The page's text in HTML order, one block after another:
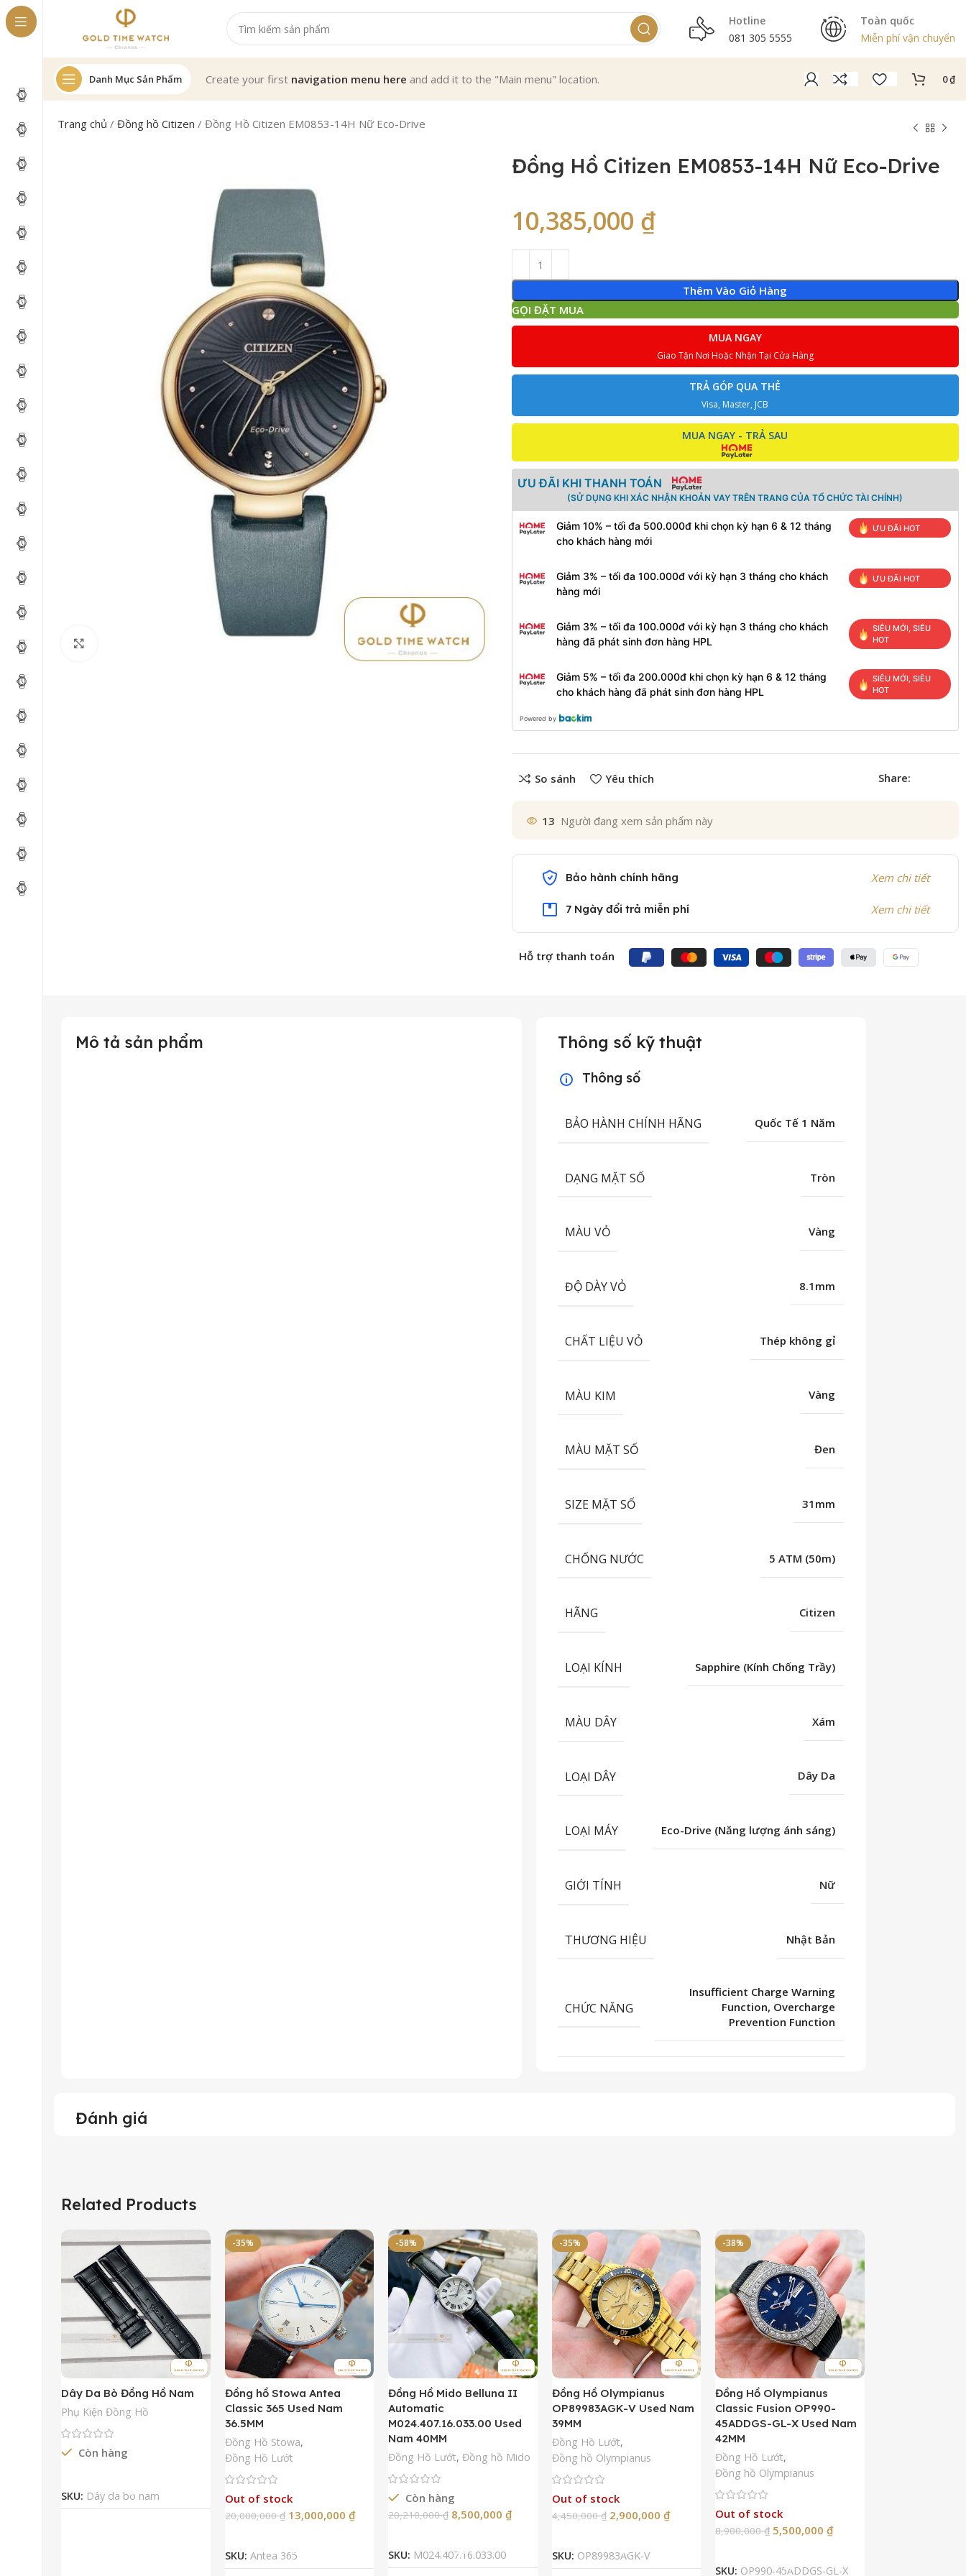
Hotline
081 305 5555
Toàn quốc
Miễn phí vận chuyển
Danh Mục Sản Phẩm Create your first navigation menu here and add it to the "Main menu" location. 0₫
Trang chủ /Đồng hồ Citizen /Đồng Hồ Citizen EM0853-14H Nữ Eco-Drive
Đồng Hồ Citizen EM0853-14H Nữ Eco-Drive
10,385,000 ₫
Thêm Vào Giỏ Hàng
GỌI ĐẶT MUA
MUA NGAY
Giao Tận Nơi Hoặc Nhận Tại Cửa Hàng
TRẢ GÓP QUA THẺ
Visa, Master, JCB
MUA NGAY - TRẢ SAU
ƯU ĐÃI KHI THANH TOÁN
(SỬ DỤNG KHI XÁC NHẬN KHOẢN VAY TRÊN TRANG CỦA TỔ CHỨC TÀI CHÍNH)
Giảm 10% – tối đa 500.000đ khi chọn kỳ hạn 6 & 12 tháng
cho khách hàng mới
ƯU ĐÃI HOT
Giảm 3% – tối đa 100.000đ với kỳ hạn 3 tháng cho khách
hàng mới
ƯU ĐÃI HOT
Giảm 3% – tối đa 100.000đ với kỳ hạn 3 tháng cho khách
hàng đã phát sinh đơn hàng HPL
SIÊU MỚI, SIÊU
HOT
Giảm 5% – tối đa 200.000đ khi chọn kỳ hạn 6 & 12 tháng
cho khách hàng đã phát sinh đơn hàng HPL
SIÊU MỚI, SIÊU
HOT
Powered by
So sánh Yêu thích Share:
13 Người đang xem sản phẩm này
Bảo hành chính hãng Xem chi tiết
7 Ngày đổi trả miễn phí Xem chi tiết
Hỗ trợ thanh toán
Mô tả sản phẩm Thông số kỹ thuật
Thông số
BẢO HÀNH CHÍNH HÃNG Quốc Tế 1 Năm
DẠNG MẶT SỐ Tròn
MÀU VỎ Vàng
ĐỘ DÀY VỎ 8.1mm
CHẤT LIỆU VỎ Thép không gỉ
MÀU KIM Vàng
MÀU MẶT SỐ Đen
SIZE MẶT SỐ 31mm
CHỐNG NƯỚC 5 ATM (50m)
HÃNG Citizen
LOẠI KÍNH Sapphire (Kính Chống Trầy)
MÀU DÂY Xám
LOẠI DÂY Dây Da
LOẠI MÁY Eco-Drive (Năng lượng ánh sáng)
GIỚI TÍNH Nữ
THƯƠNG HIỆU Nhật Bản
CHỨC NĂNG
Insufficient Charge Warning
Function, Overcharge
Prevention Function
Đánh giá
Related Products
Dây Da Bò Đồng Hồ Nam
Phụ Kiện Đồng Hồ
Còn hàng
SKU: Dây da bò nam
-35%
Đồng hồ Stowa Antea
Classic 365 Used Nam
36.5MM
Đồng Hồ Stowa,
Đồng Hồ Lướt
Out of stock
20,000,000₫ 13,000,000 ₫
SKU: Antea 365
-58%
Đồng Hồ Mido Belluna II
Automatic
M024.407.16.033.00 Used
Nam 40MM
Đồng Hồ Lướt, Đồng hồ Mido
Còn hàng
20,210,000₫ 8,500,000 ₫
SKU: M024.407.16.033.00
-35%
Đồng Hồ Olympianus
OP89983AGK-V Used Nam
39MM
Đồng Hồ Lướt,
Đồng hồ Olympianus
Out of stock
4,450,000₫ 2,900,000 ₫
SKU: OP89983AGK-V
-38%
Đồng Hồ Olympianus
Classic Fusion OP990-
45ADDGS-GL-X Used Nam
42MM
Đồng Hồ Lướt,
Đồng hồ Olympianus
Out of stock
8,900,000₫ 5,500,000 ₫
SKU: OP990-45ADDGS-GL-X